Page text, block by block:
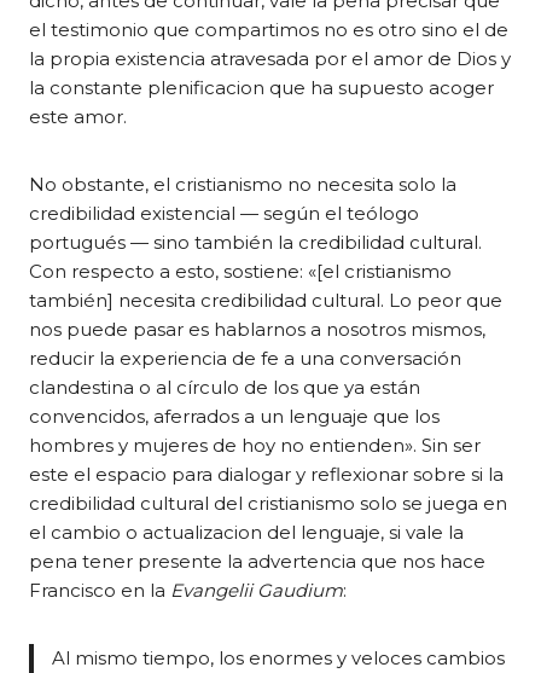
el testimonio que compartimos no es otro sino el de
la propia existencia atravesada por el amor de Dios y
la constante plenificacion que ha supuesto acoger
este amor.
No obstante, el cristianismo no necesita solo la
credibilidad existencial — según el teólogo
portugués — sino también la credibilidad cultural.
Con respecto a esto, sostiene: «[el cristianismo
también] necesita credibilidad cultural. Lo peor que
nos puede pasar es hablarnos a nosotros mismos,
reducir la experiencia de fe a una conversación
clandestina o al círculo de los que ya están
convencidos, aferrados a un lenguaje que los
hombres y mujeres de hoy no entienden». Sin ser
este el espacio para dialogar y reflexionar sobre si la
credibilidad cultural del cristianismo solo se juega en
el cambio o actualizacion del lenguaje, si vale la
pena tener presente la advertencia que nos hace
Francisco en la Evangelii Gaudium:
Al mismo tiempo, los enormes y veloces cambios